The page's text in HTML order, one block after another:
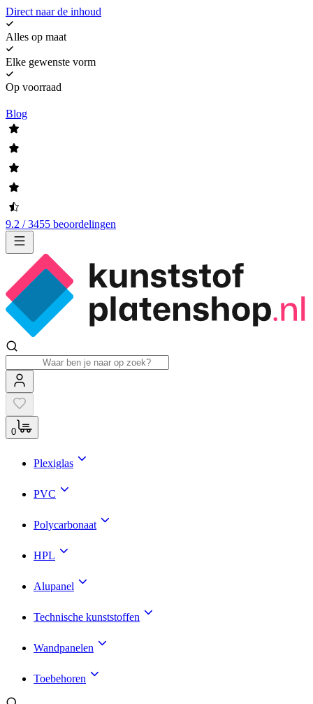
Direct naar de inhoud
Alles op maat
Elke gewenste vorm
Op voorraad
Blog
9.2 / 3455 beoordelingen
0
Plexiglas
PVC
Polycarbonaat
HPL
Alupanel
Technische kunststoffen
Wandpanelen
Toebehoren